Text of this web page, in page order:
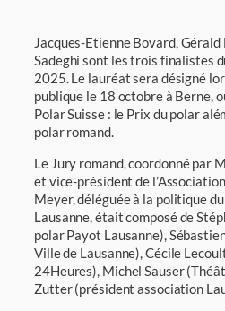
Jacques-Etienne Bovard,
Sadeghi sont les trois finalistes
2025. Le lauréat sera désigné
publique le 18 octobre à Berne,
Polar Suisse : le Prix du polar
polar romand.
Le Jury romand, coordonné par
et vice-président de
Meyer, déléguée à la politique
Lausanne, était composé de
polar Payot Lausanne),
Ville de Lausanne), Cécile
24Heures), Michel Sauser
Zutter (président association